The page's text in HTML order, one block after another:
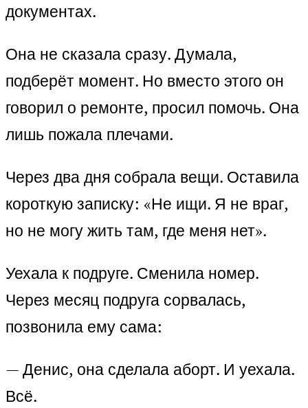
документах.
Она не сказала сразу. Думала,
подберёт момент. Но вместо этого он
говорил о ремонте, просил помочь. Она
лишь пожала плечами.
Через два дня собрала вещи. Оставила
короткую записку: «Не ищи. Я не враг,
но не могу жить там, где меня нет».
Уехала к подруге. Сменила номер.
Через месяц подруга сорвалась,
позвонила ему сама:
— Денис, она сделала аборт. И уехала.
Всё.